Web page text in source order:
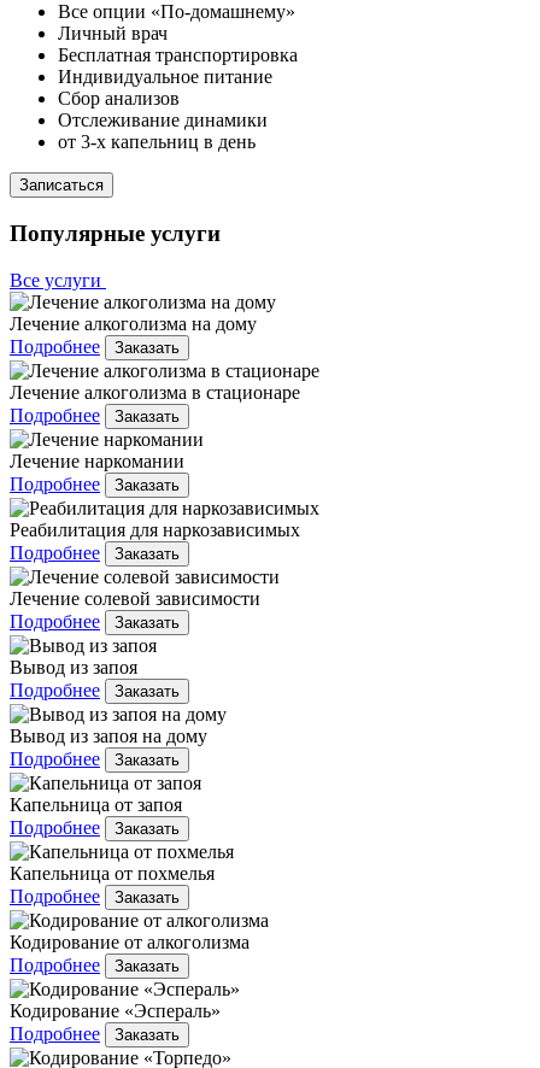
Все опции «По-домашнему»
Личный врач
Бесплатная транспортировка
Индивидуальное питание
Сбор анализов
Отслеживание динамики
от 3-х капельниц в день
Записаться
Популярные услуги
Все услуги
Лечение алкоголизма на дому
Подробнее
Заказать
Лечение алкоголизма в стационаре
Подробнее
Заказать
Лечение наркомании
Подробнее
Заказать
Реабилитация для наркозависимых
Подробнее
Заказать
Лечение солевой зависимости
Подробнее
Заказать
Вывод из запоя
Подробнее
Заказать
Вывод из запоя на дому
Подробнее
Заказать
Капельница от запоя
Подробнее
Заказать
Капельница от похмелья
Подробнее
Заказать
Кодирование от алкоголизма
Подробнее
Заказать
Кодирование «Эспераль»
Подробнее
Заказать